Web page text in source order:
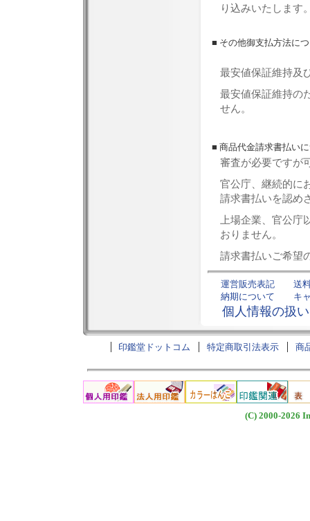
り込みいたします
■ その他御支払方法に
最安値保証維持及
最安値保証維持の
せん。
■ 商品代金請求書払い
審査が必要ですが
官公庁、継続的に
請求書払いを認め
上場企業、官公
おりません。
請求書払いご希望
運営販売表記
送
納期について
キ
個人情報の扱い
印鑑堂ドットコム 特定商取引法表示 商
(C) 2000-2026